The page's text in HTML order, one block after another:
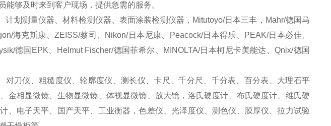
能够及时来到客户现场，提供急需的服务。
计划测量仪器、材料检测仪器、表面涂装检测仪器，Mitutoyo/日本三丰，Mahr/德国马
海克斯康、ZEISS/蔡司、Nikon/日本尼康、Peacock/日本得乐、PEAK/日本必佳、
德国EPK、Helmut Fischer/德国菲希尔、MINOLTA/日本柯尼卡美能达、Qnix/德国
对刀仪、粗糙度仪、轮廓度仪、测长仪、卡尺、千分尺、千分表、百分表、大理石平
金相显微镜、生物显微镜、体视显微镜、放大镜，洛氏硬度计、布氏硬度计、维氏硬
、电子天平、国产天平、工业衡器，色差仪、光泽度仪、测色仪、膜厚仪、拉力试验